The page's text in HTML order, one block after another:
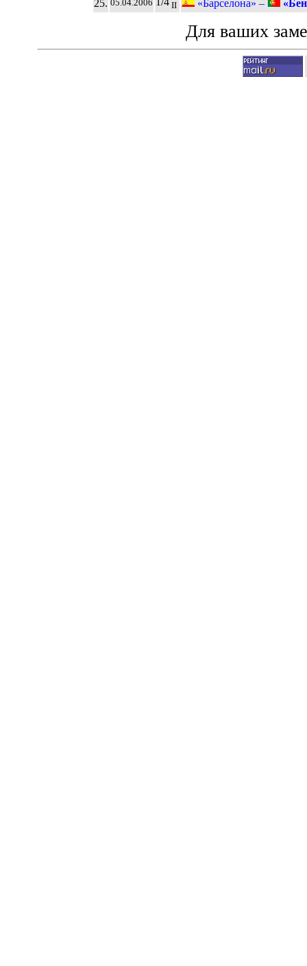
25. 05.04.2006 II «Барселона» –
Для ваших